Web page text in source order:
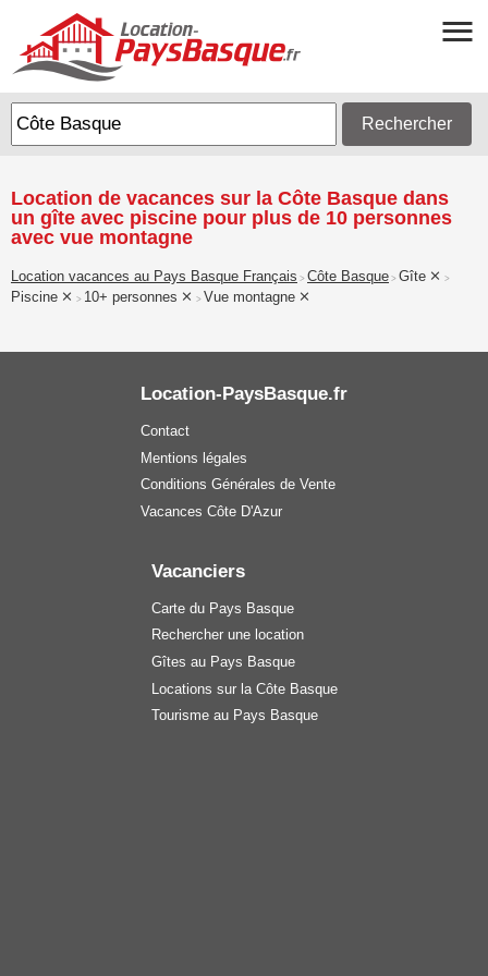
Rechercher
Location de vacances sur la Côte Basque dans
un gîte avec piscine pour plus de 10 personnes
avec vue montagne
Location vacances au Pays Basque Français > Côte Basque > Gîte >
Piscine > 10+ personnes > Vue montagne
Location-PaysBasque.fr
Contact
Mentions légales
Conditions Générales de Vente
Vacances Côte D'Azur
Vacanciers
Carte du Pays Basque
Rechercher une location
Gîtes au Pays Basque
Locations sur la Côte Basque
Tourisme au Pays Basque